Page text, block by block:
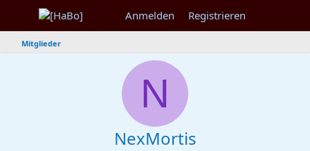
Anmelden Registrieren
Mitglieder
N
NexMortis